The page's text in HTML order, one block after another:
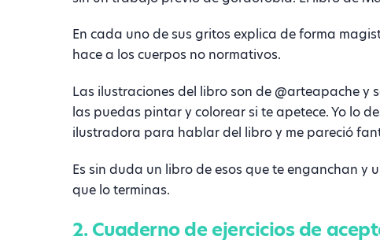
En cada uno de sus gritos explica de forma
hace a los cuerpos no normativos.
Las ilustraciones del libro son de @arteapache
las puedas pintar y colorear si te apetece. Yo lo
ilustradora para hablar del libro y me pareció
Es sin duda un libro de esos que te enganchan y
que lo terminas.
2. Cuaderno de ejercicios de